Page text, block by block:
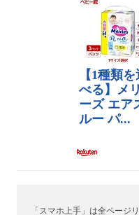
「スマホ上手」は全ページ